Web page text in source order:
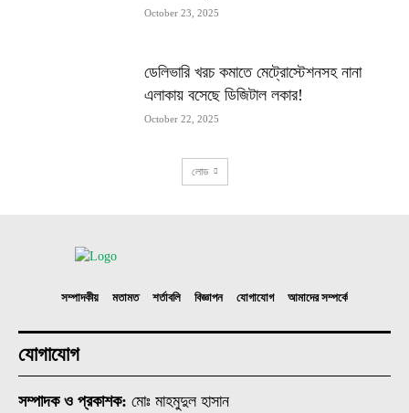
October 23, 2025
ডেলিভারি খরচ কমাতে মেট্রোস্টেশনসহ নানা
এলাকায় বসেছে ডিজিটাল লকার!
October 22, 2025
লোড
সম্পাদকীয় মতামত শর্তাবলি বিজ্ঞাপন যোগাযোগ আমাদের সম্পর্কে
যোগাযোগ
সম্পাদক ও প্রকাশক: মোঃ মাহমুদুল হাসান